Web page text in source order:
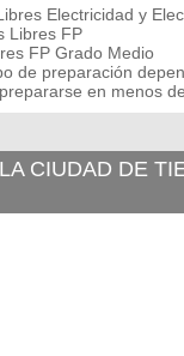
Electricidad y
Libres FP
FP Grado Medio
de preparación
en menos
CIUDAD DE